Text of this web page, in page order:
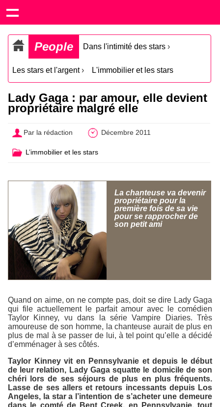
People Dans l'intimité des stars ›
Les stars et l'argent› L'immobilier et les stars
Lady Gaga : par amour, elle devient
propriétaire malgré elle
Par la rédaction Décembre 2011
L’immobilier et les stars
La chanteuse va devenir
propriétaire pour la
première fois de sa vie
pour se rapprocher de
son petit ami
Quand on aime, on ne compte pas, doit se dire Lady Gaga
qui file actuellement le parfait amour avec le comédien
Taylor Kinney, vu dans la sérieVampire Diaries. Très
amoureuse de son homme, la chanteuse aurait de plus en
plus de mal à se passer de lui, à tel point qu’elle a décidé
d’emménager à ses côtés.
Taylor Kinney vit en Pennsylvanie et depuis le début
de leur relation, Lady Gaga squatte le domicile de son
chéri lors de ses séjours de plus en plus fréquents.
Lasse de ses allers et retours incessants depuis Los
Angeles, la star a l’intention de s’acheter une demeure
dans le comté de Bent Creek, en Pennsylvanie, tout